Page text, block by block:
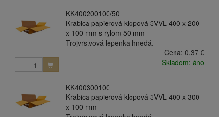
KK400200100/50
Krabica papierová klopová 3VVL 400 x 200
x 100 mm s rylom 50 mm
Trojvrstvová lepenka hnedá.
Cena: 0,37 €
Skladom: áno
KK400300100
Krabica papierová klopová 3VVL 400 x 300
x 100 mm